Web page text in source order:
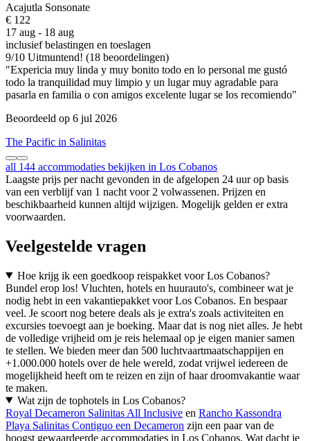
Acajutla Sonsonate
€ 122
17 aug - 18 aug
inclusief belastingen en toeslagen
9/10 Uitmuntend! (18 beoordelingen)
"Expericia muy linda y muy bonito todo en lo personal me gustó
todo la tranquilidad muy limpio y un lugar muy agradable para
pasarla en familia o con amigos excelente lugar se los recomiendo"
Beoordeeld op 6 jul 2026
The Pacific in Salinitas
all 144 accommodaties bekijken in Los Cobanos
Laagste prijs per nacht gevonden in de afgelopen 24 uur op basis
van een verblijf van 1 nacht voor 2 volwassenen. Prijzen en
beschikbaarheid kunnen altijd wijzigen. Mogelijk gelden er extra
voorwaarden.
Veelgestelde vragen
Hoe krijg ik een goedkoop reispakket voor Los Cobanos?
Bundel erop los! Vluchten, hotels en huurauto's, combineer wat je
nodig hebt in een vakantiepakket voor Los Cobanos. En bespaar
veel. Je scoort nog betere deals als je extra's zoals activiteiten en
excursies toevoegt aan je boeking. Maar dat is nog niet alles. Je hebt
de volledige vrijheid om je reis helemaal op je eigen manier samen
te stellen. We bieden meer dan 500 luchtvaartmaatschappijen en
+1.000.000 hotels over de hele wereld, zodat vrijwel iedereen de
mogelijkheid heeft om te reizen en zijn of haar droomvakantie waar
te maken.
Wat zijn de tophotels in Los Cobanos?
Royal Decameron Salinitas All Inclusive en Rancho Kassondra
Playa Salinitas Contiguo een Decameron zijn een paar van de
hoogst gewaardeerde accommodaties in Los Cobanos. Wat dacht je